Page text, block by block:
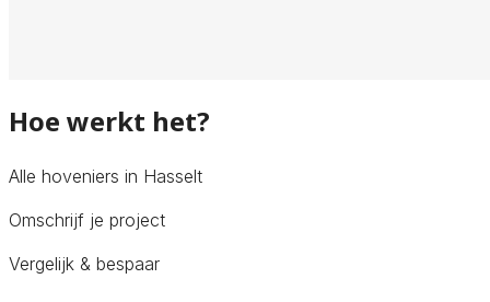
Hoe werkt het?
Alle hoveniers in Hasselt
Omschrijf je project
Vergelijk & bespaar